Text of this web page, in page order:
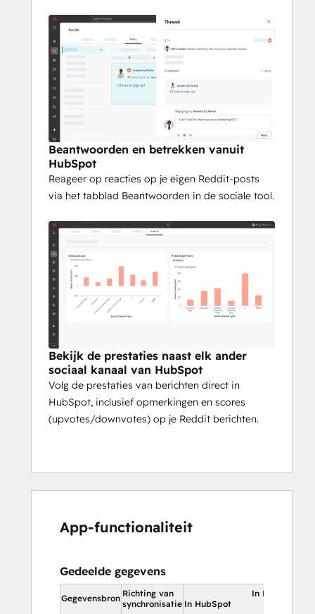
Beantwoorden en betrekken vanuit
HubSpot
Reageer op reacties op je eigen Reddit-posts
via het tabblad Beantwoorden in de sociale tool.
Bekijk de prestaties naast elk ander
sociaal kanaal van HubSpot
Volg de prestaties van berichten direct in
HubSpot, inclusief opmerkingen en scores
(upvotes/downvotes) op je Reddit berichten.
App-functionaliteit
Gedeelde gegevens
Gegevensbron Richting van
synchronisatie
In HubSpot
In HubSpot